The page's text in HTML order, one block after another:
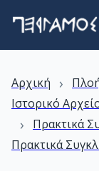
Αρχική ›
Ιστορικό
› Πρακτικά
Πρακτικά